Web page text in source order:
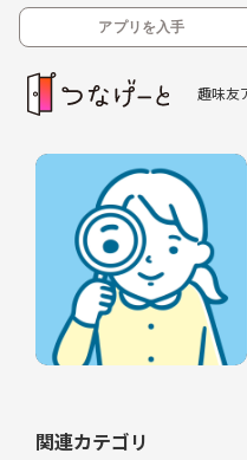
アプリを入手
趣味友
関連カテゴリ